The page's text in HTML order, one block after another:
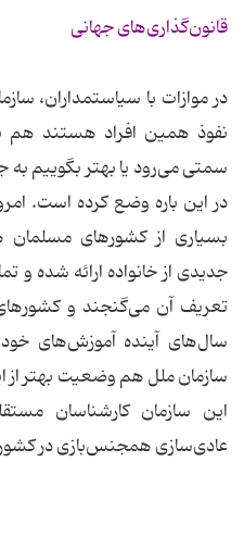
قانون‌گذاری‌های جهانی
در موازات با سیاستمداران،
نفوذ همین افراد هستند هم
سمتی می‌رود یا بهتر بگوییم به
بسیاری از کشورهای مسلمان
جدیدی از خانواده ارائه شده و
تعریف آن می‌گنجند و
سال‌های آینده آموزش‌های
سازمان ملل هم وضعیت بهتر
این سازمان کارشناسان
عادی‌سازی همجنس‌بازی در